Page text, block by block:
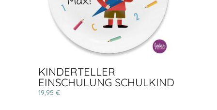
KINDERTELLER
EINSCHULUNG SCHULKIND
19,95 €